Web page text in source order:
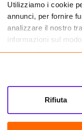
Utilizziamo i cookie
annunci, per fornire
analizzare il nostro
informazioni sul
partner che si
informazioni che hai
tuo utilizzo dei loro
Rifiuta
Farma.it S.a.s. P. IVA
CREDITS